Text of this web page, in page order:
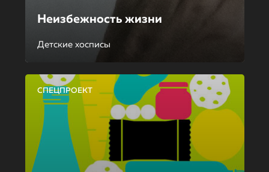
Неизбежность жизни
Детские хосписы
СПЕЦПРОЕКТ